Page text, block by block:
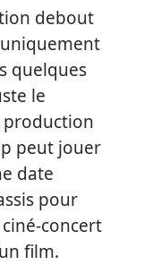
debout
quelques
le
peut jouer
date
pour
concert
film.